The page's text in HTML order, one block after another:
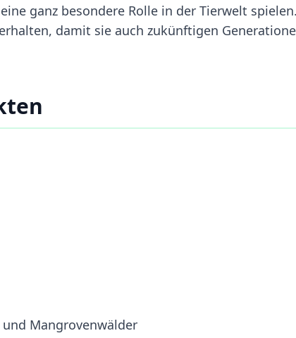
ganz besondere Rolle in der Tierwelt
damit sie auch zukünftigen
und Mangrovenwälder